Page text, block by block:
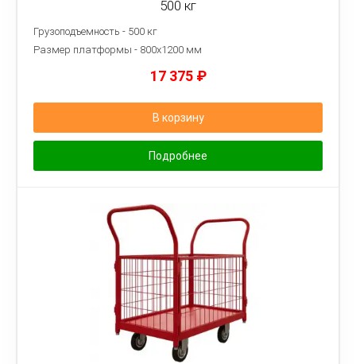
500 кг
Грузоподъемность - 500 кг
Размер платформы - 800х1200 мм
17 375 ₽
В корзину
Подробнее